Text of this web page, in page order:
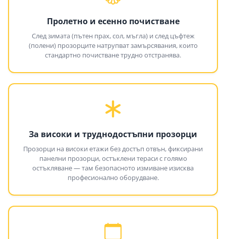
Пролетно и есенно почистване
След зимата (пътен прах, сол, мъгла) и след цъфтеж
(полени) прозорците натрупват замърсявания, които
стандартно почистване трудно отстранява.
За високи и труднодостъпни прозорци
Прозорци на високи етажи без достъп отвън, фиксирани
панелни прозорци, остъклени тераси с голямо
остъкляване — там безопасното измиване изисква
професионално оборудване.